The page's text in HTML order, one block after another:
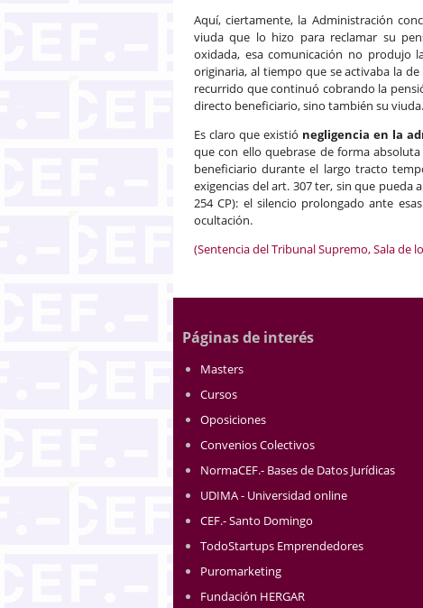
Aquí, ciertamente, la Administración
viuda que lo hizo para reclamar su
oxidada, esa comunicación no produjo
originaria, al tiempo que se activaba la
recurrido que continuó cobrando la
directo beneficiario, sino también su viuda.
Es claro que existió negligencia en la
que con ello quebrase de forma
beneficiario durante el largo tracto
exigencias del art. 307 ter, sin que
254 CP): el silencio prolongado ante
ocultación.
(Sentencia del Tribunal Supremo, Sala de
Páginas de interés
Masters
Cursos
Oposiciones
Convenios Colectivos
NormaCEF.- Bases de Datos Jurídicas
UDIMA - Universidad online
CEF.- Santo Domingo
TodoStartups Emprendedores
Puromarketing
Fundación HERGAR